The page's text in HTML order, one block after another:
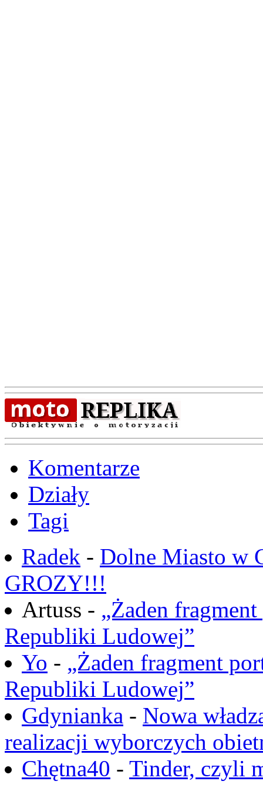
Komentarze
Działy
Tagi
Radek - Dolne Miasto w
GROZY!!!
Artuss - „Żaden
Republiki Ludowej”
Yo - „Żaden fragment
Republiki Ludowej”
Gdynianka - Nowa
realizacji wyborczych
Chętna40 - Tinder, czyli